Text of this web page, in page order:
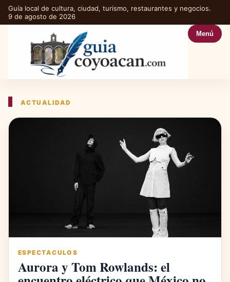
Guía local de cultura, ciudad, turismo, restaurantes y negocios.
9 de agosto de 2026
Menú
ACTUALIDAD
ESPECTACULOS
Aurora y Tom Rowlands: el